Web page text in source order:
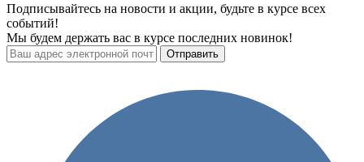
Подписывайтесь на новости и акции, будьте в курсе всех
событий!
Мы будем держать вас в курсе последних новинок!